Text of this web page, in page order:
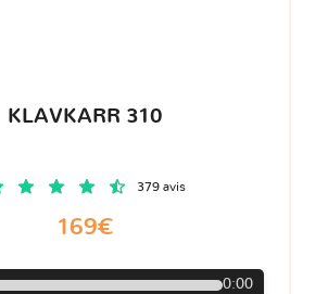
KLAVKARR 310
379 avis
169€
0:00